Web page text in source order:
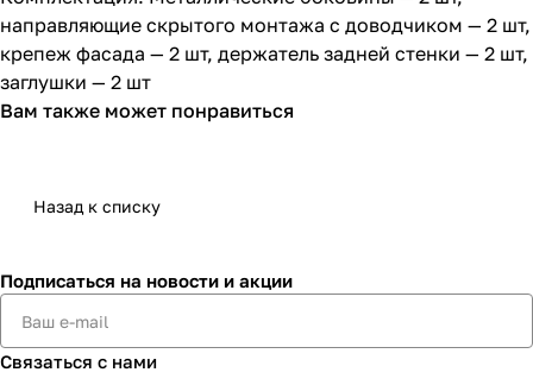
направляющие скрытого монтажа с доводчиком — 2 шт,
крепеж фасада — 2 шт, держатель задней стенки — 2 шт,
заглушки — 2 шт
Вам также может понравиться
Назад к списку
Подписаться на новости и акции
Связаться с нами